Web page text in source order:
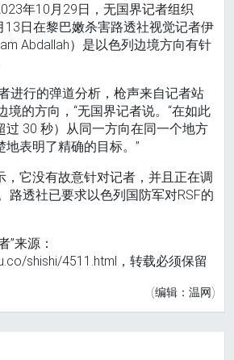
年10月29日，无国界记者组织
13日在黎巴嫩杀害路透社视觉记者伊
Abdallah）是以色列边境方向有针
进行的弹道分析，枪声来自记者站
境的方向，“无国界记者说。“在如此
过 30 秒）从同一方向在同一个地方
表明了精确的目标。”
，它没有故意针对记者，并且正在调
路透社已要求以色列国防军对RSF的
来源：
shishi/4511.html，转载必须保留
(编辑：温网)